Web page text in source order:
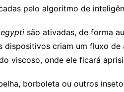
pelo algoritmo de
são ativadas, de forma
dispositivos criam um fluxo
viscoso, onde ele ficará
borboleta ou outros